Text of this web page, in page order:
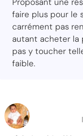
faire plus pour le
carrément pas
autant acheter la
pas y toucher
faible.